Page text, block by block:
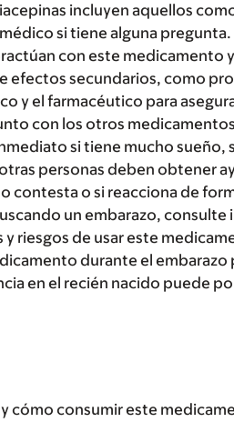
incluyen aquellos
si tiene alguna pregunta.
con este medicamento
efectos secundarios, como
y el farmacéutico para
con los otros
si tiene mucho sueño,
personas deben obtener
contesta o si reacciona de
un embarazo, consulte
riesgos de usar este
durante el embarazo
en el recién nacido puede
cómo consumir este